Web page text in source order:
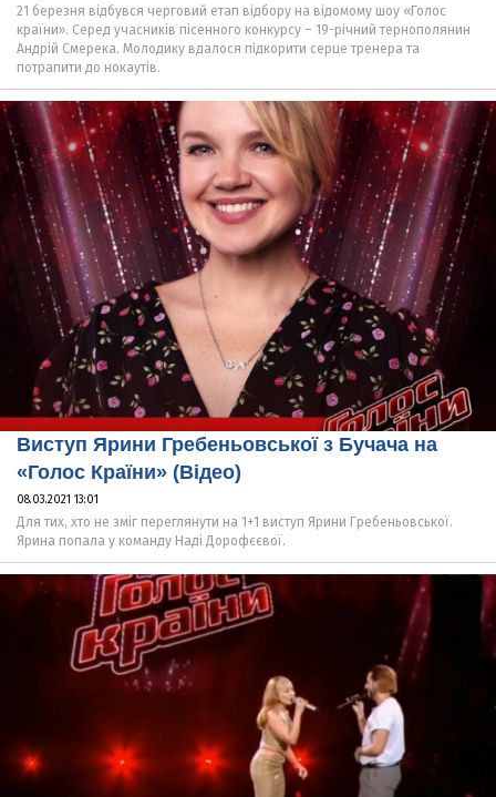
21 березня відбувся черговий етап відбору на відомому шоу «Голос
країни». Серед учасників пісенного конкурсу – 19-річний тернополянин
Андрій Смерека. Молодику вдалося підкорити серце тренера та
потрапити до нокаутів.
Виступ Ярини Гребеньовської з Бучача на
«Голос Країни» (Відео)
08.03.2021 13:01
Для тих, хто не зміг переглянути на 1+1 виступ Ярини Гребеньовської.
Ярина попала у команду Наді Дорофєєвої.